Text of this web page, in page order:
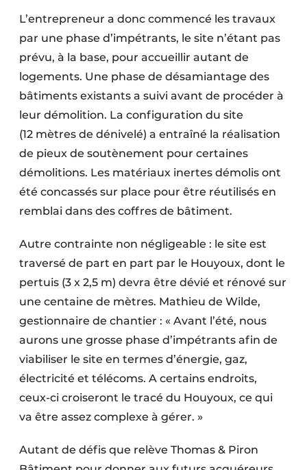
L’entrepreneur a donc commencé les travaux
par une phase d’impétrants, le site n’étant pas
prévu, à la base, pour accueillir autant de
logements. Une phase de désamiantage des
bâtiments existants a suivi avant de procéder à
leur démolition. La configuration du site
(12 mètres de dénivelé) a entraîné la réalisation
de pieux de soutènement pour certaines
démolitions. Les matériaux inertes démolis ont
été concassés sur place pour être réutilisés en
remblai dans des coffres de bâtiment.
Autre contrainte non négligeable : le site est
traversé de part en part par le Houyoux, dont le
pertuis (3 x 2,5 m) devra être dévié et rénové sur
une centaine de mètres. Mathieu de Wilde,
gestionnaire de chantier : « Avant l’été, nous
aurons une grosse phase d’impétrants afin de
viabiliser le site en termes d’énergie, gaz,
électricité et télécoms. A certains endroits,
ceux-ci croiseront le tracé du Houyoux, ce qui
va être assez complexe à gérer. »
Autant de défis que relève Thomas & Piron